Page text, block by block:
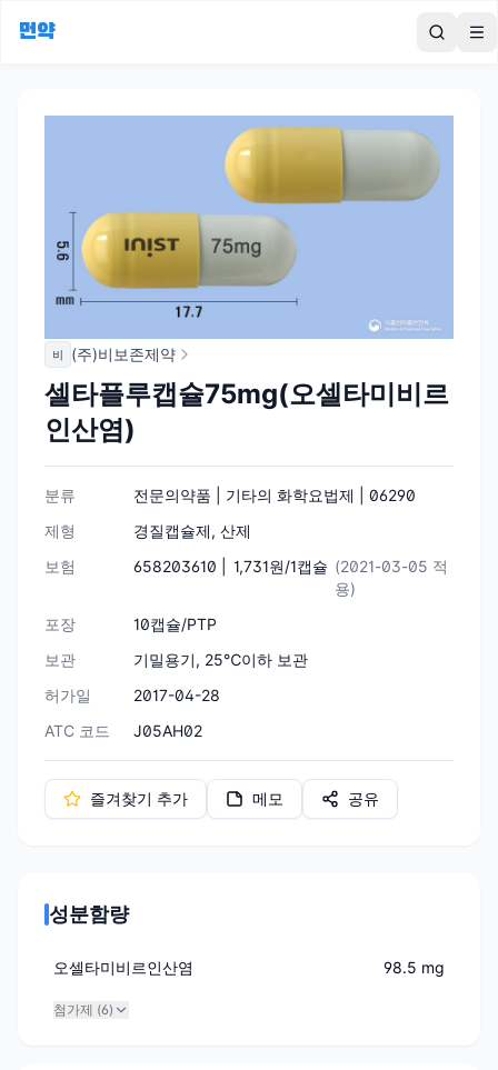
먼약
비 (주)비보존제약
셀타플루캡슐75mg(오셀타미비르
인산염)
분류
전문의약품 | 기타의 화학요법제 | 06290
제형
경질캡슐제, 산제
보험
658203610 | 1,731원/1캡슐 (2021-03-05 적
용)
포장
10캡슐/PTP
보관
기밀용기, 25℃이하 보관
허가일
2017-04-28
ATC 코드
J05AH02
즐겨찾기 추가 메모 공유
성분함량
오셀타미비르인산염 98.5 mg
첨가제 (6)